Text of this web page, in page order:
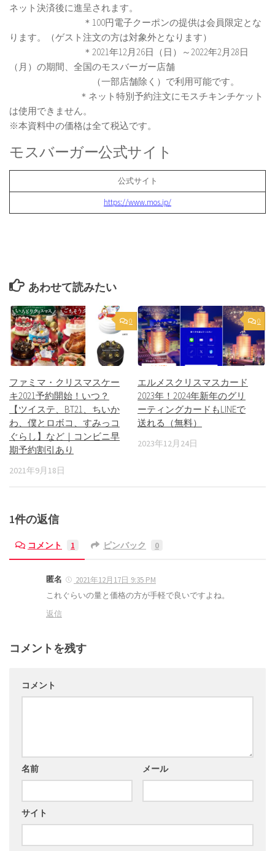
ネット決済後に進呈されます。
＊100円電子クーポンの提供は会員限定とな
ります。（ゲスト注文の方は対象外となります）
＊2021年12月26日（日）～2022年2月28日
（月）の期間、全国のモスバーガー店舗
（一部店舗除く）で利用可能です。
＊ネット特別予約注文にモスチキンチケット
は使用できません。
※本資料中の価格は全て税込です。
モスバーガー公式サイト
公式サイト
https://www.mos.jp/
あわせて読みたい
0
ファミマ・クリスマスケー
キ2021予約開始！いつ？
【ツイステ、BT21、ちいか
わ、僕とロボコ、すみっコ
ぐらし】など｜コンビニ早
期予約割引あり
2021年9月18日
0
エルメスクリスマスカード
2023年！2024年新年のグリ
ーティングカードもLINEで
送れる（無料）
2023年12月24日
1件の返信
コメント 1 ピンバック 0
匿名
2021年12月17日 9:35 PM
これぐらいの量と価格の方が手軽で良いですよね。
返信
コメントを残す
コメント
名前 メール
サイト